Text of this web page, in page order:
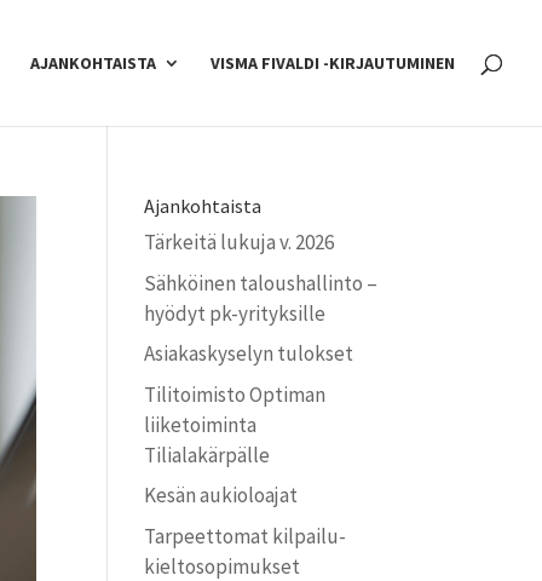
AJANKOHTAISTA VISMA FIVALDI -KIRJAUTUMINEN
Ajankohtaista
Tärkeitä lukuja v. 2026
Sähköinen taloushallinto –
hyödyt pk-yrityksille
Asiakaskyselyn tulokset
Tilitoimisto Optiman
liiketoiminta
Tilialakärpälle
Kesän aukioloajat
Tarpeettomat kilpailu­
kielto­sopimukset